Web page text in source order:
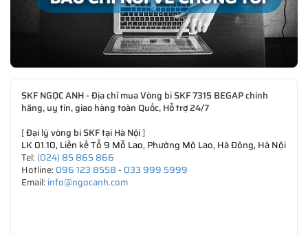
SKF NGỌC ANH - Địa chỉ mua Vòng bi SKF 7315 BEGAP chính
hãng, uy tín, giao hàng toàn Quốc, Hỗ trợ 24/7
[Đại lý vòng bi SKF tại Hà Nội]
LK 01.10, Liền kề Tổ 9 Mỗ Lao, Phường Mộ Lao, Hà Đông, Hà Nội
Tel: (024) 85 865 866
Hotline: 096 123 8558- 033 999 5999
Email: info@ngocanh.com